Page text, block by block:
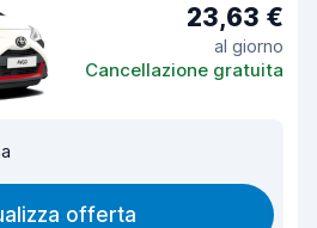
23,63 €
al giorno
Cancellazione gratuita
offerta